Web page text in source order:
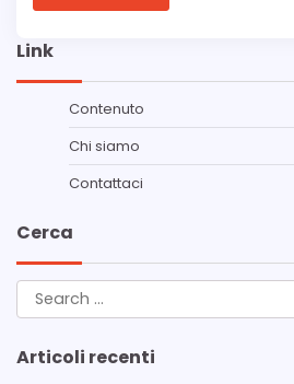
Link
Contenuto
Chi siamo
Contattaci
Cerca
Search
for:
Articoli recenti